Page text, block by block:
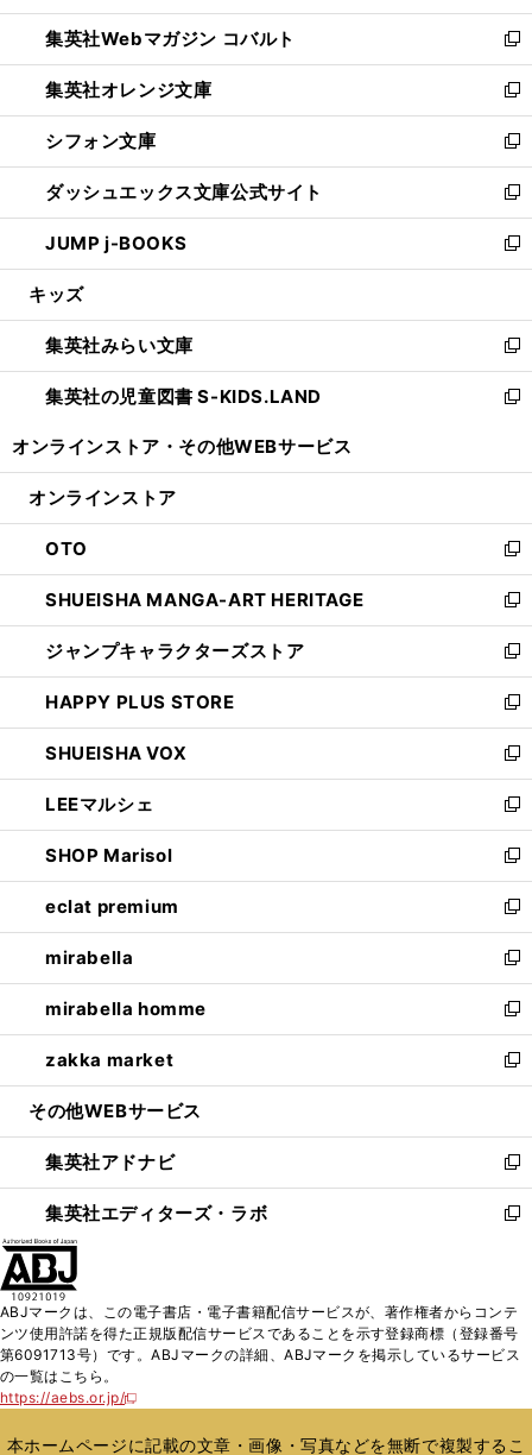
開
く
ウ
で
開
く
ン
ド
ウ
で
開
く
ウ
ィ
ン
ド
ウ
で
開
く
集英社Webマガジン コバルト
新
し
い
ウ
ィ
ン
ド
ウ
で
開
集英社オレンジ文庫
新
し
い
ウ
ィ
ン
ド
ウ
開
く
シフォン文庫
新
し
い
ウ
ィ
ン
ウ
で
開
く
ダッシュエックス文庫公式サイト
新
し
い
ウ
ン
ド
ウ
で
JUMP j-BOOKS
新
し
ウ
ィ
ン
ド
開
キッズ
集英社みらい文庫
新
し
い
ン
ウ
で
開
く
集英社の児童図書 S-KIDS.LAND
新
ウ
ン
ド
ウ
で
開
く
オンラインストア・ その他WEBサービス
オンラインストア
OTO
新
し
い
ウ
ィ
ン
ド
ウ
で
開
く
SHUEISHA MANGA-ART HERITAGE
新
し
い
ウ
ィ
ン
ド
ウ
で
開
く
ジャンプキャラクターズストア
新
し
い
ウ
ィ
ン
ド
ウ
で
開
く
HAPPY PLUS STORE
新
し
い
ウ
ィ
ン
ド
ウ
で
開
く
SHUEISHA VOX
新
し
い
ウ
ィ
ン
ド
ウ
で
開
く
LEEマルシェ
新
し
い
ウ
ィ
ン
ド
ウ
で
開
く
SHOP Marisol
新
し
い
ウ
ィ
ン
ド
ウ
で
開
eclat premium
新
し
い
ウ
ィ
ン
ド
ウ
開
く
mirabella
新
し
い
ウ
ィ
ン
ウ
で
開
く
mirabella homme
新
し
い
ウ
ン
ド
ウ
で
zakka market
新
し
ウ
ィ
ン
ド
く
その他WEBサービス
集英社アドナビ
新
し
い
ド
ウ
で
集英社エディターズ・ラボ
新
ィ
ン
ド
開
ABJマークは、この電子書店・電子書籍配信サービスが、著作権者からコンテ
ンツ使用許諾を得た正規版配信サービスであることを示す登録商標（登録番号
第6091713号）です。ABJマークの詳細、ABJマークを掲示しているサービス
の一覧はこちら。
https://aebs.or.jp/
新
い
本ホームページに記載の文章・画像・写真などを無断で複製するこ